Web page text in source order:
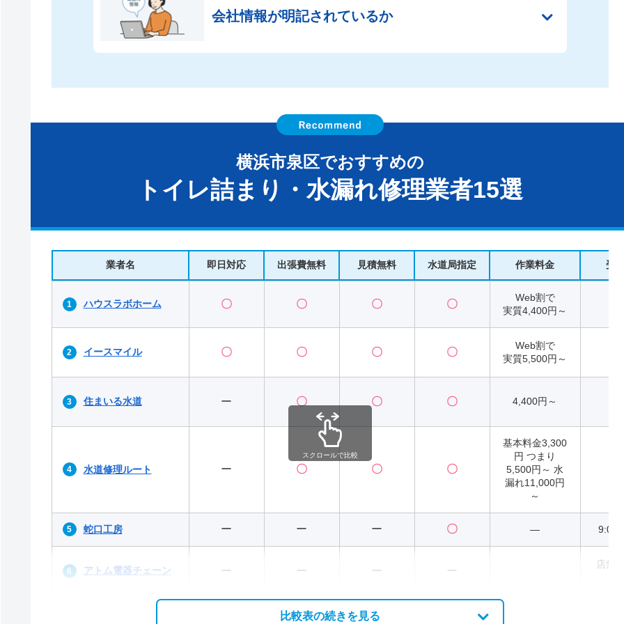
会社情報が明記されているか
横浜市泉区でおすすめの
トイレ詰まり・水漏れ修理業者15選
業者名 即日対応 出張費無料 見積無料 水道局指定 作業料金 受
ハウスラボホーム 〇 〇 〇 〇
Web割で
実質4,400円～
イースマイル 〇 〇 〇 〇
Web割で
実質5,500円～
住まいる水道 ー 〇 〇 〇 4,400円～
水道修理ルート ー 〇 〇 〇
基本料金3,300
円 つまり
5,500円～ 水
漏れ11,000円
～
蛇口工房 ー ー ー 〇 ― 9:00
アトム電器チェーン ー ー ー ー
店舗
スクロールで比較
比較表の続きを見る